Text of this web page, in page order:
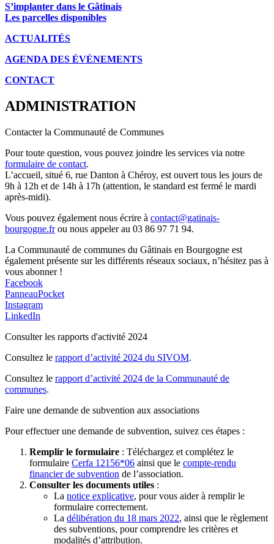
S’implanter dans le Gâtinais
Les parcelles disponibles
ACTUALITÉS
AGENDA DES ÉVÉNEMENTS
CONTACT
ADMINISTRATION
Contacter la Communauté de Communes
Pour toute question, vous pouvez joindre les services via notre
formulaire de contact.
L’accueil, situé 6, rue Danton à Chéroy, est ouvert tous les jours de
9h à 12h et de 14h à 17h (attention, le standard est fermé le mardi
après-midi).
Vous pouvez également nous écrire à contact@gatinais-
bourgogne.frou nous appeler au 03 86 97 71 94.
La Communauté de communes du Gâtinais en Bourgogne est
également présente sur les différents réseaux sociaux, n’hésitez pas à
vous abonner !
Facebook
PanneauPocket
Instagram
LinkedIn
Consulter les rapports d'activité 2024
Consultez le rapport d’activité 2024 du SIVOM.
Consultez le rapport d’activité 2024 de la Communauté de
communes.
Faire une demande de subvention aux associations
Pour effectuer une demande de subvention, suivez ces étapes :
Remplir le formulaire : Téléchargez et complétez le
formulaire Cerfa 12156*06 ainsi que le compte-rendu
financier de subvention de l’association.
Consulter les documents utiles :
La notice explicative, pour vous aider à remplir le
formulaire correctement.
La délibération du 18 mars 2022, ainsi que le règlement
des subventions, pour comprendre les critères et
modalités d’attribution.